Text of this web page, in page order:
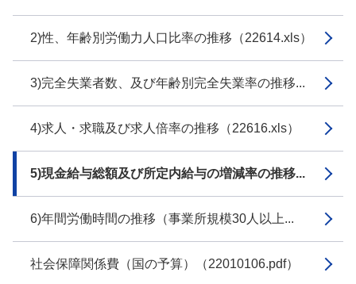
2)性、年齢別労働力人口比率の推移（22614.xls）
3)完全失業者数、及び年齢別完全失業率の推移...
4)求人・求職及び求人倍率の推移（22616.xls）
5)現金給与総額及び所定内給与の増減率の推移...
6)年間労働時間の推移（事業所規模30人以上...
社会保障関係費（国の予算）（22010106.pdf）